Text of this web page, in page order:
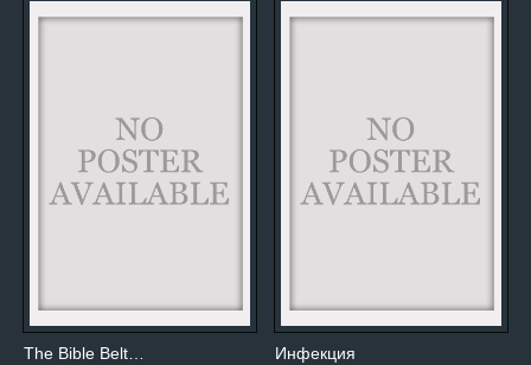
The Bible Belt… Инфекция